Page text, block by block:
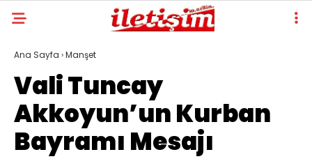
Ana Sayfa ›Manşet
Vali Tuncay
Akkoyun’un Kurban
Bayramı Mesajı